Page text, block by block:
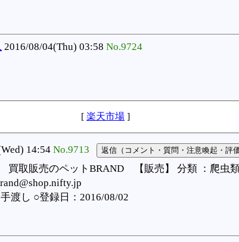
2016/08/04(Thu) 03:58 No.9724
[ 楽天市場 ]
14:54 No.9713
取販売のペットBRAND 【販売】 分類 ：爬虫
brand@shop.nifty.jp
渡し ○登録日：2016/08/02